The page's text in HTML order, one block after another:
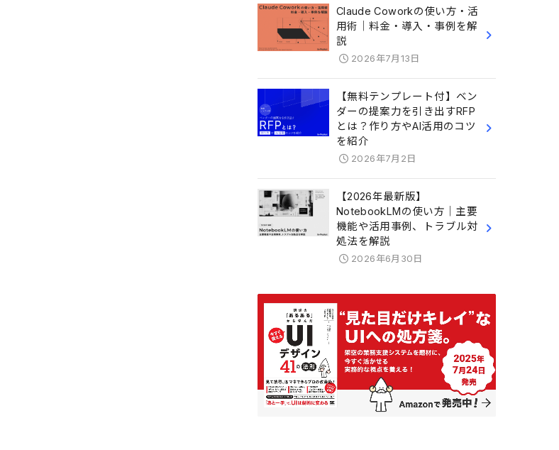
Claude Coworkの使い方・活
用術｜料金・導入・事例を解
説
2026年7月13日
【無料テンプレート付】ベン
ダーの提案力を引き出すRFP
とは？作り方やAI活用のコツ
を紹介
2026年7月2日
【2026年最新版】
NotebookLMの使い方｜主要
機能や活用事例、トラブル対
処法を解説
2026年6月30日